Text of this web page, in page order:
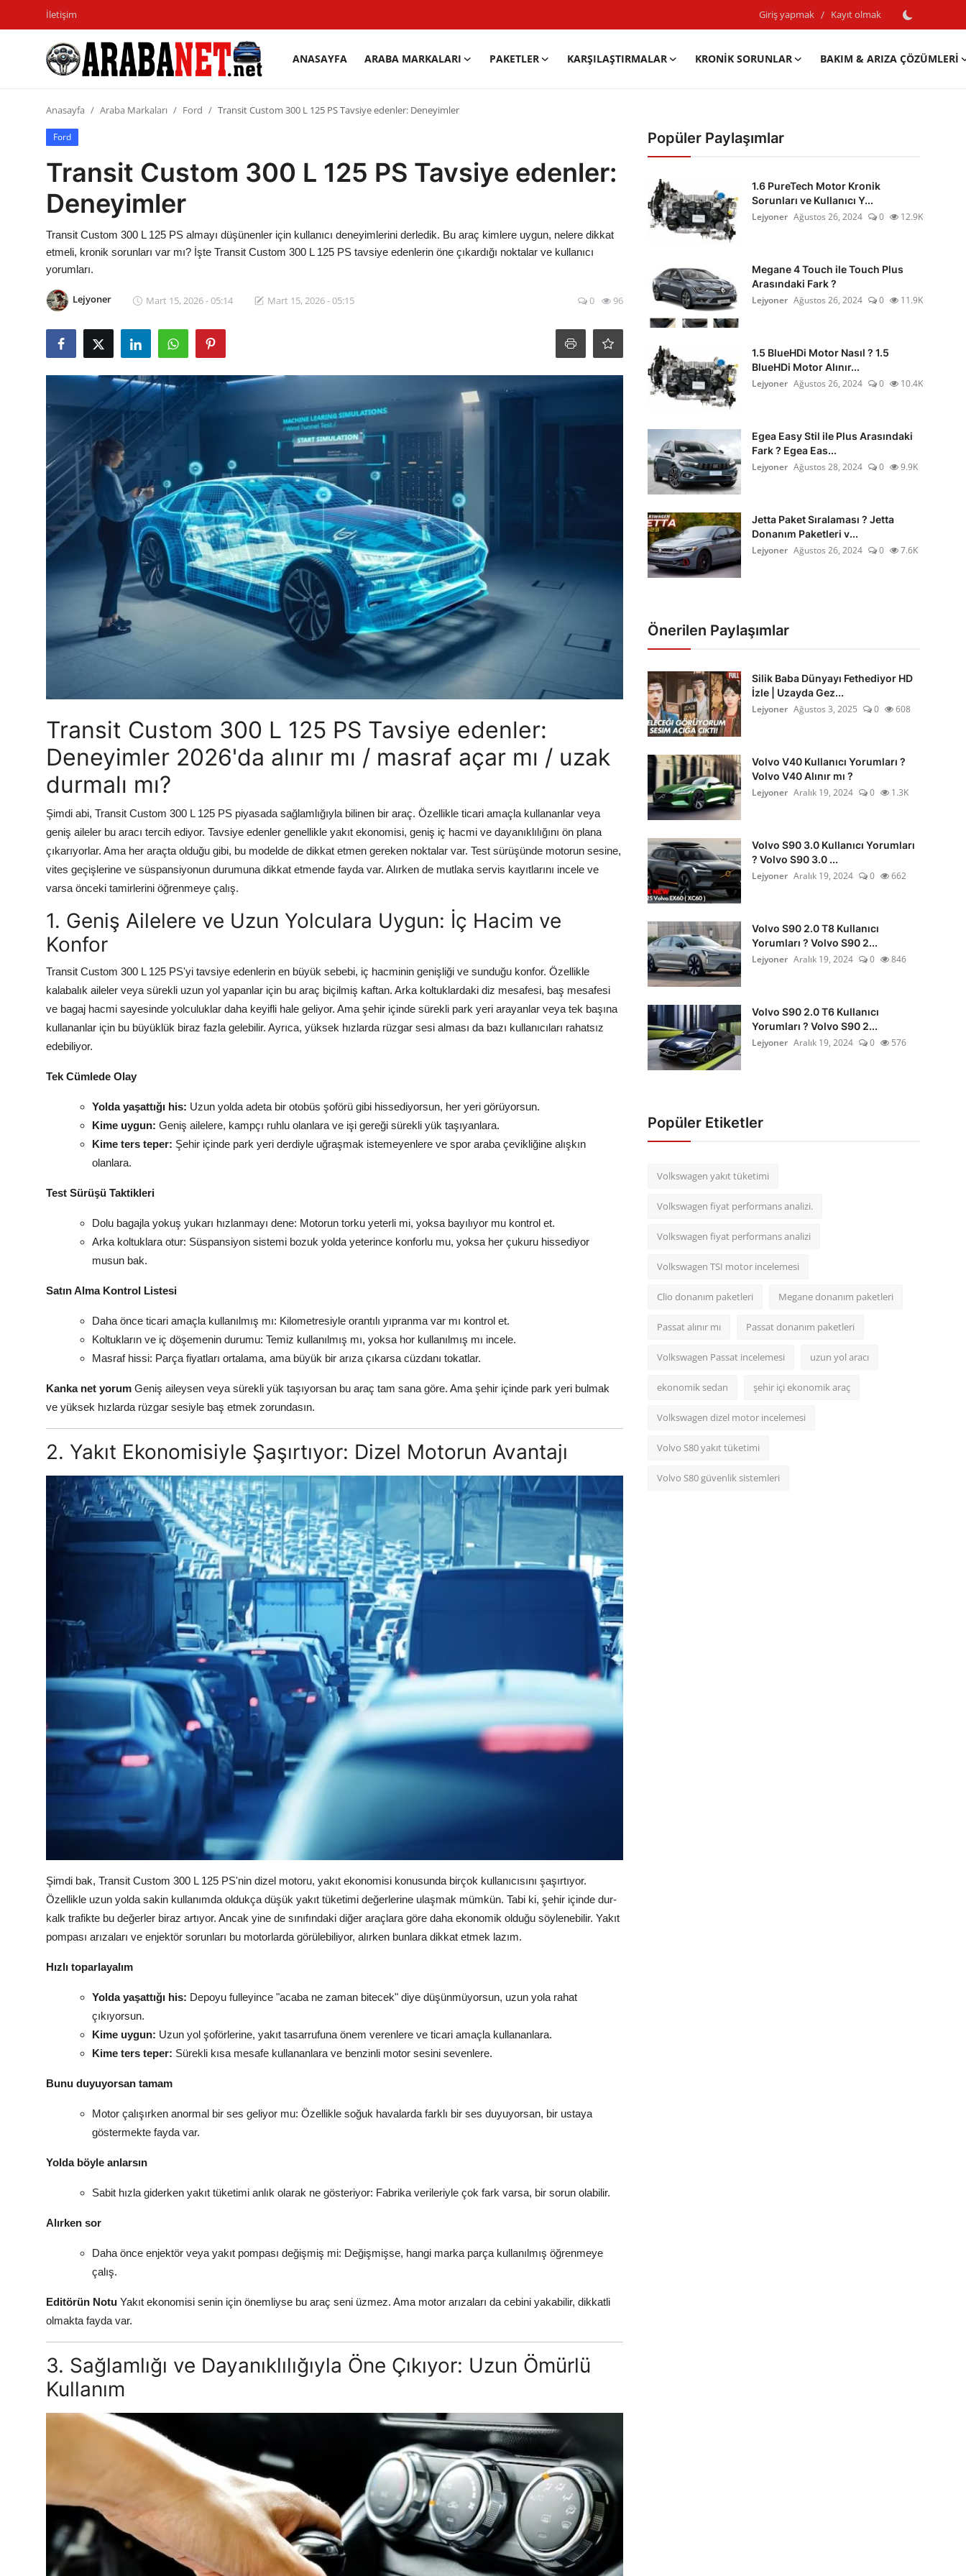
İletişim Giriş yapmak / Kayıt olmak
ANASAYFA ARABA MARKALARI PAKETLER KARŞILAŞTIRMALAR KRONIK SORUNLAR
BAKIM & ARIZA ÇÖZÜMLERI
Giriş
Kayıt
Anasayfa
İletişim
Araba Markaları
Paketler
Karşılaştırmalar
Kronik Sorunlar
İkinci El & Ekspertiz
Muayene & Emisyon
Trafik Cezaları & Mevzuat
Ehliyet & Ruhsat İşlemleri
Sigorta & Kasko
Yakıt, LPG & Elektrikli
Anasayfa Araba Markaları Ford Transit Custom 300 L 125 PS Tavsiye edenler: Deneyimler
Ford
Transit Custom 300 L 125 PS Tavsiye edenler:
Deneyimler
Transit Custom 300 L 125 PS almayı düşünenler için kullanıcı deneyimlerini derledik. Bu araç kimlere uygun, nelere dikkat
etmeli, kronik sorunları var mı? İşte Transit Custom 300 L 125 PS tavsiye edenlerin öne çıkardığı noktalar ve kullanıcı
yorumları.
Lejyoner Mart 15, 2026 - 05:14 Mart 15, 2026 - 05:15 0 96
Transit Custom 300 L 125 PS Tavsiye edenler:
Deneyimler 2026'da alınır mı / masraf açar mı / uzak
durmalı mı?
Şimdi abi, Transit Custom 300 L 125 PS piyasada sağlamlığıyla bilinen bir araç. Özellikle ticari amaçla kullananlar veya
geniş aileler bu aracı tercih ediyor. Tavsiye edenler genellikle yakıt ekonomisi, geniş iç hacmi ve dayanıklılığını ön plana
çıkarıyorlar. Ama her araçta olduğu gibi, bu modelde de dikkat etmen gereken noktalar var. Test sürüşünde motorun sesine,
vites geçişlerine ve süspansiyonun durumuna dikkat etmende fayda var. Alırken de mutlaka servis kayıtlarını incele ve
varsa önceki tamirlerini öğrenmeye çalış.
1. Geniş Ailelere ve Uzun Yolculara Uygun: İç Hacim ve
Konfor
Transit Custom 300 L 125 PS'yi tavsiye edenlerin en büyük sebebi, iç hacminin genişliği ve sunduğu konfor. Özellikle
kalabalık aileler veya sürekli uzun yol yapanlar için bu araç biçilmiş kaftan. Arka koltuklardaki diz mesafesi, baş mesafesi
ve bagaj hacmi sayesinde yolculuklar daha keyifli hale geliyor. Ama şehir içinde sürekli park yeri arayanlar veya tek başına
kullananlar için bu büyüklük biraz fazla gelebilir. Ayrıca, yüksek hızlarda rüzgar sesi alması da bazı kullanıcıları rahatsız
edebiliyor.
Tek Cümlede Olay
Yolda yaşattığı his: Uzun yolda adeta bir otobüs şoförü gibi hissediyorsun, her yeri görüyorsun.
Kime uygun: Geniş ailelere, kampçı ruhlu olanlara ve işi gereği sürekli yük taşıyanlara.
Kime ters teper: Şehir içinde park yeri derdiyle uğraşmak istemeyenlere ve spor araba çevikliğine alışkın
olanlara.
Test Sürüşü Taktikleri
Dolu bagajla yokuş yukarı hızlanmayı dene: Motorun torku yeterli mi, yoksa bayılıyor mu kontrol et.
Arka koltuklara otur: Süspansiyon sistemi bozuk yolda yeterince konforlu mu, yoksa her çukuru hissediyor
musun bak.
Satın Alma Kontrol Listesi
Daha önce ticari amaçla kullanılmış mı: Kilometresiyle orantılı yıpranma var mı kontrol et.
Koltukların ve iç döşemenin durumu: Temiz kullanılmış mı, yoksa hor kullanılmış mı incele.
Masraf hissi: Parça fiyatları ortalama, ama büyük bir arıza çıkarsa cüzdanı tokatlar.
Kanka net yorum Geniş aileysen veya sürekli yük taşıyorsan bu araç tam sana göre. Ama şehir içinde park yeri bulmak
ve yüksek hızlarda rüzgar sesiyle baş etmek zorundasın.
2. Yakıt Ekonomisiyle Şaşırtıyor: Dizel Motorun Avantajı
Şimdi bak, Transit Custom 300 L 125 PS'nin dizel motoru, yakıt ekonomisi konusunda birçok kullanıcısını şaşırtıyor.
Özellikle uzun yolda sakin kullanımda oldukça düşük yakıt tüketimi değerlerine ulaşmak mümkün. Tabi ki, şehir içinde dur-
kalk trafikte bu değerler biraz artıyor. Ancak yine de sınıfındaki diğer araçlara göre daha ekonomik olduğu söylenebilir. Yakıt
pompası arızaları ve enjektör sorunları bu motorlarda görülebiliyor, alırken bunlara dikkat etmek lazım.
Hızlı toparlayalım
Yolda yaşattığı his: Depoyu fulleyince "acaba ne zaman bitecek" diye düşünmüyorsun, uzun yola rahat
çıkıyorsun.
Kime uygun: Uzun yol şoförlerine, yakıt tasarrufuna önem verenlere ve ticari amaçla kullananlara.
Kime ters teper: Sürekli kısa mesafe kullananlara ve benzinli motor sesini sevenlere.
Bunu duyuyorsan tamam
Motor çalışırken anormal bir ses geliyor mu: Özellikle soğuk havalarda farklı bir ses duyuyorsan, bir ustaya
göstermekte fayda var.
Yolda böyle anlarsın
Sabit hızla giderken yakıt tüketimi anlık olarak ne gösteriyor: Fabrika verileriyle çok fark varsa, bir sorun olabilir.
Alırken sor
Daha önce enjektör veya yakıt pompası değişmiş mi: Değişmişse, hangi marka parça kullanılmış öğrenmeye
çalış.
Editörün Notu Yakıt ekonomisi senin için önemliyse bu araç seni üzmez. Ama motor arızaları da cebini yakabilir, dikkatli
olmakta fayda var.
3. Sağlamlığı ve Dayanıklılığıyla Öne Çıkıyor: Uzun Ömürlü
Kullanım
Popüler Paylaşımlar
1.6 PureTech Motor Kronik
Sorunları ve Kullanıcı Y...
Lejyoner Ağustos 26, 2024 0 12.9K
Megane 4 Touch ile Touch Plus
Arasındaki Fark ?
Lejyoner Ağustos 26, 2024 0 11.9K
1.5 BlueHDi Motor Nasıl ? 1.5
BlueHDi Motor Alınır...
Lejyoner Ağustos 26, 2024 0 10.4K
Egea Easy Stil ile Plus Arasındaki
Fark ? Egea Eas...
Lejyoner Ağustos 28, 2024 0 9.9K
Jetta Paket Sıralaması ? Jetta
Donanım Paketleri v...
Lejyoner Ağustos 26, 2024 0 7.6K
Önerilen Paylaşımlar
Silik Baba Dünyayı Fethediyor HD
İzle | Uzayda Gez...
Lejyoner Ağustos 3, 2025 0 608
Volvo V40 Kullanıcı Yorumları ?
Volvo V40 Alınır mı ?
Lejyoner Aralık 19, 2024 0 1.3K
Volvo S90 3.0 Kullanıcı Yorumları
? Volvo S90 3.0 ...
Lejyoner Aralık 19, 2024 0 662
Volvo S90 2.0 T8 Kullanıcı
Yorumları ? Volvo S90 2...
Lejyoner Aralık 19, 2024 0 846
Volvo S90 2.0 T6 Kullanıcı
Yorumları ? Volvo S90 2...
Lejyoner Aralık 19, 2024 0 576
Popüler Etiketler
Volkswagen yakıt tüketimi
Volkswagen fiyat performans analizi.
Volkswagen fiyat performans analizi
Volkswagen TSI motor incelemesi
Clio donanım paketleri Megane donanım paketleri
Passat alınır mı Passat donanım paketleri
Volkswagen Passat incelemesi uzun yol aracı
ekonomik sedan şehir içi ekonomik araç
Volkswagen dizel motor incelemesi
Volvo S80 yakıt tüketimi
Volvo S80 güvenlik sistemleri